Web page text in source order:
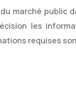
marché public
les
requises